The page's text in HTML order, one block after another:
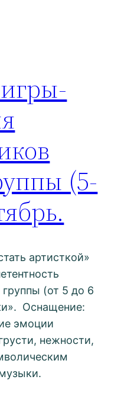
(5-
артисткой»
(от 5 до 6
Оснащение:
эмоции
нежности,